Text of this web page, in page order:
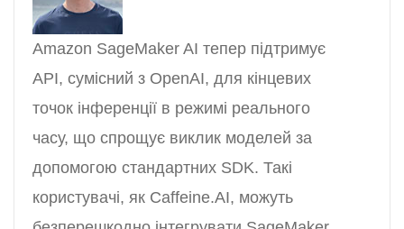
Amazon SageMaker AI тепер підтримує
API, сумісний з OpenAI, для кінцевих
точок інференції в режимі реального
часу, що спрощує виклик моделей за
допомогою стандартних SDK. Такі
користувачі, як Caffeine.AI, можуть